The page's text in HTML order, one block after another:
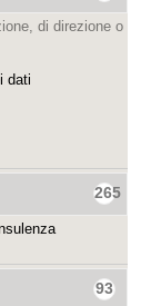
di direzione o
dati
265
93